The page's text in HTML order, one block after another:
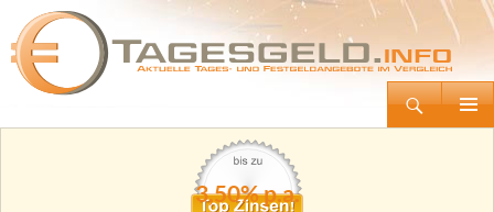
Tagesgeld.info – Tagesgeldkonten vergleichen und Tagesgeld-Zinsen berechnen
Zum
3,50% p.a.